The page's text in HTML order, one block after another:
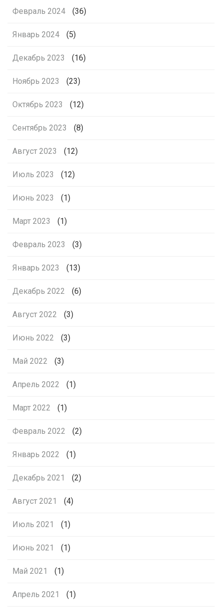
Февраль 2024 (36)
Январь 2024 (5)
Декабрь 2023 (16)
Ноябрь 2023 (23)
Октябрь 2023 (12)
Сентябрь 2023 (8)
Август 2023 (12)
Июль 2023 (12)
Июнь 2023 (1)
Март 2023 (1)
Февраль 2023 (3)
Январь 2023 (13)
Декабрь 2022 (6)
Август 2022 (3)
Июнь 2022 (3)
Май 2022 (3)
Апрель 2022 (1)
Март 2022 (1)
Февраль 2022 (2)
Январь 2022 (1)
Декабрь 2021 (2)
Август 2021 (4)
Июль 2021 (1)
Июнь 2021 (1)
Май 2021 (1)
Апрель 2021 (1)